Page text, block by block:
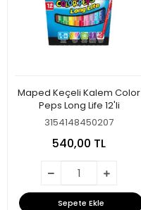
Maped Keçeli Kalem Color
Peps Long Life 12'li
3154148450207
540,00 TL
Sepete Ekle